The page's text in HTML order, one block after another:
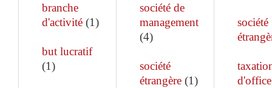
branche
d'activité (1)
but lucratif
(1)
société de
management
(4)
société
étrangère(1)
société
d'office